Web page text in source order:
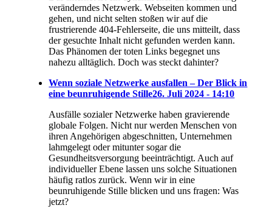
veränderndes Netzwerk. Webseiten kommen und
gehen, und nicht selten stoßen wir auf die
frustrierende 404-Fehlerseite, die uns mitteilt, dass
der gesuchte Inhalt nicht gefunden werden kann.
Das Phänomen der toten Links begegnet uns
nahezu alltäglich. Doch was steckt dahinter?
Wenn soziale Netzwerke ausfallen – Der Blick in
eine beunruhigende Stille26. Juli 2024 - 14:10
Ausfälle sozialer Netzwerke haben gravierende
globale Folgen. Nicht nur werden Menschen von
ihren Angehörigen abgeschnitten, Unternehmen
lahmgelegt oder mitunter sogar die
Gesundheitsversorgung beeinträchtigt. Auch auf
individueller Ebene lassen uns solche Situationen
häufig ratlos zurück. Wenn wir in eine
beunruhigende Stille blicken und uns fragen: Was
jetzt?